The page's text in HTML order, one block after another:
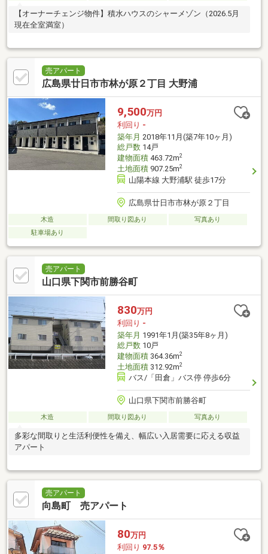
【オーナーチェンジ物件】積水ハウスのシャーメゾン（2026.5月
現在全室満室）
売アパート
広島県廿日市市林が原２丁目 大野浦
9,500万円
利回り -
築年月 2018年11月(築7年10ヶ月)
総戸数14戸
建物面積463.72m2
土地面積907.25m2
山陽本線 大野浦駅 徒歩17分
広島県廿日市市林が原２丁目
木造 間取り図あり
写真あり
駐車場あり
売アパート
山口県下関市前勝谷町
830万円
利回り -
築年月 1991年1月(築35年8ヶ月)
総戸数10戸
建物面積364.36m2
土地面積312.92m2
バス/「田倉」バス停 停歩6分
山口県下関市前勝谷町
木造 間取り図あり 写真あり
多彩な間取りと生活利便性を備え、幅広い入居需要に応える収益
アパート
売アパート
向島町 売アパート
80万円
利回り 97.5％